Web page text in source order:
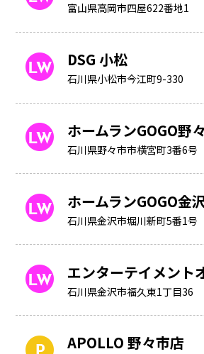
富山県高岡市四屋622番地1
DSG 小松
石川県小松市今江町9-330
ホームランGOGO野
石川県野々市市横宮町3番6号
ホームランGOGO金
石川県金沢市堀川新町5番1号
エンターテイメント
石川県金沢市福久東1丁目36
APOLLO 野々市店